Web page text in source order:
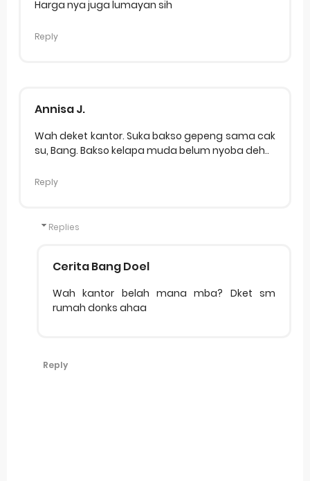
Harga nya juga lumayan sih
Reply
Annisa J.
Wah deket kantor. Suka bakso gepeng sama cak
su, Bang. Bakso kelapa muda belum nyoba deh..
Reply
Replies
Cerita Bang Doel
Wah kantor belah mana mba? Dket sm
rumah donks ahaa
Reply